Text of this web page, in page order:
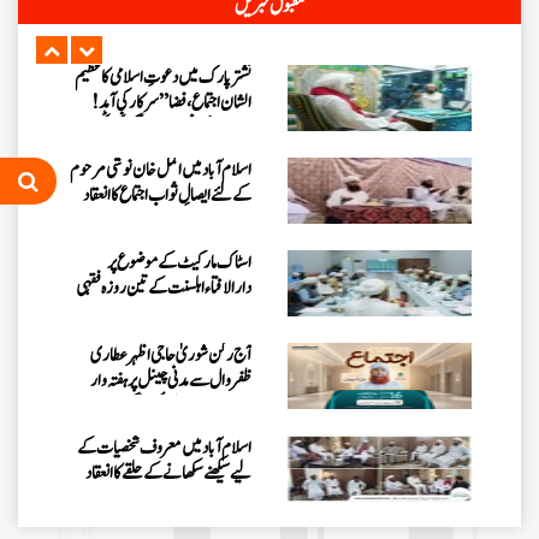
ٹرانسمیشن“ کا اعلان، پاکستان کو سرسبز
نشتر پارک میں دعوتِ اسلامی کا عظیم
الشان اجتماع، فضا ”سرکار کی آمد !
اسلام آبادمیں اکمل خان نوشی مرحوم
کے لئے ایصالِ ثواب اجتماع کا انعقاد
اسٹاک مارکیٹ کے موضوع پر
دارالافتاء اہلسنت کے تین روزہ فقہی
آج رکن شوریٰ حاجی اظہرعطاری
ظفروال سے مدنی چینل پر ہفتہ وار
اسلام آباد میں معروف شخصیات کے
لیے سیکھنے سکھانے کے حلقے کا انعقاد